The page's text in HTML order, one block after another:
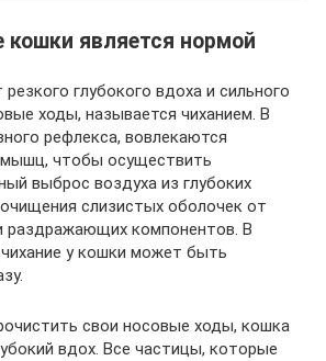
кошки является нормой
глубокого вдоха и сильного
ходы, называется чиханием. В
рефлекса, вовлекаются
мышц, чтобы осуществить
выброс воздуха из глубоких
слизистых оболочек от
раздражающих компонентов. В
у кошки может быть
свои носовые ходы, кошка
вдох. Все частицы, которые